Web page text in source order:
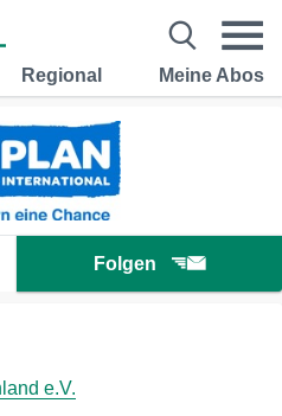
Regional Meine Abos
Folgen
e.V.